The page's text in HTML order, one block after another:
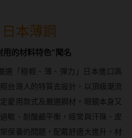
日本薄鋼
用的材料特色"聞名
選「極輕、薄、彈力」日本進口高
台灣人的特質去設計，以頂級潮流
愛用款式及嚴選鋼材。眼鏡本身又
敏、耐酸鹼平衡，經常與汗珠、皮
保養的問題，配戴舒適大進升，材